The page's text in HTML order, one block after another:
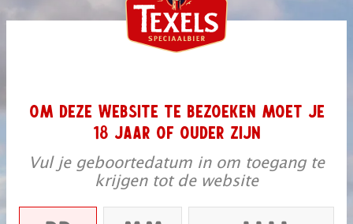
OM DEZE WEBSITE TE BEZOEKEN MOET JE
18 JAAR OF OUDER ZIJN
Vul je geboortedatum in om toegang te
krijgen tot de website